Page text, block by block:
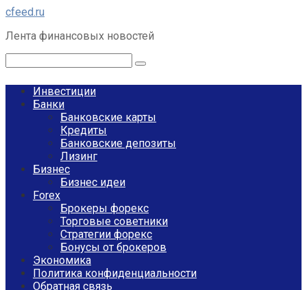
Перейти
контенту
cfeed.ru
Лента финансовых новостей
Инвестиции
Банки
Банковские карты
Кредиты
Банковские депозиты
Лизинг
Бизнес
Бизнес идеи
Forex
Брокеры форекс
Торговые советники
Стратегии форекс
Бонусы от брокеров
Экономика
Политика конфиденциальности
Обратная связь